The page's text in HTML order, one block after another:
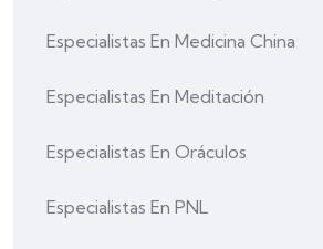
Especialistas En Medicina China
Especialistas En Meditación
Especialistas En Oráculos
Especialistas En PNL